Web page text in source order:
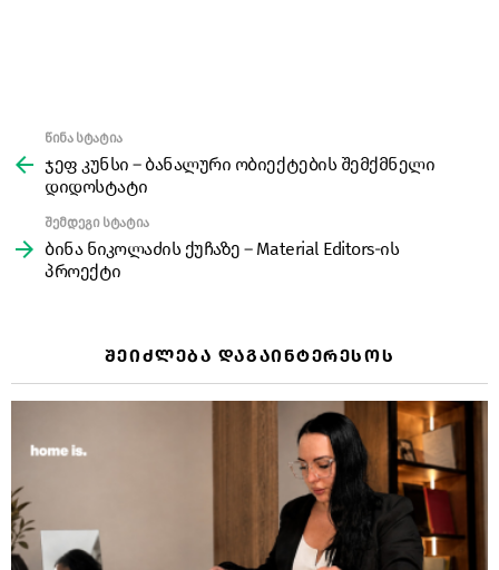
more
წინა სტატია
ჯეფ კუნსი – ბანალური ობიექტების შემქმნელი
დიდოსტატი
შემდეგი სტატია
ბინა ნიკოლაძის ქუჩაზე – Material Editors-ის
პროექტი
ᲨᲔᲘᲫᲚᲔᲑᲐ ᲓᲐᲒᲐᲘᲜᲢᲔᲠᲔᲡᲝᲡ